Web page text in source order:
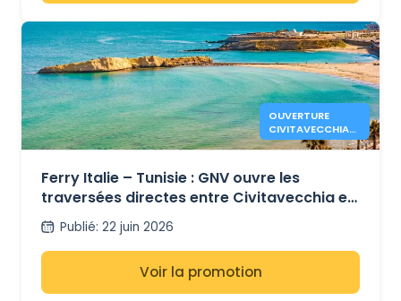
OUVERTURE
CIVITAVECCHIA-
TUNIS DIRECT
Ferry Italie – Tunisie : GNV ouvre les
traversées directes entre Civitavecchia et
Tunis pour l’été 2026
Publié: 22 juin 2026
Voir la promotion